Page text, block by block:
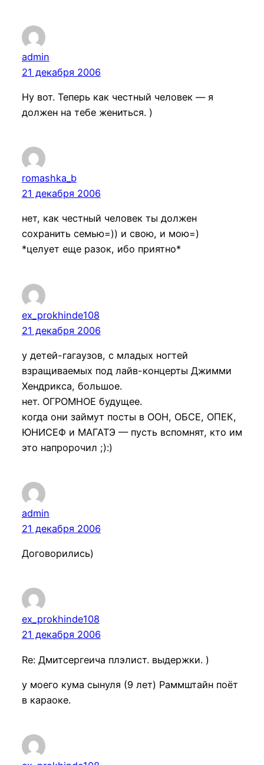
admin
21 декабря 2006
Ну вот. Теперь как честный человек — я
должен на тебе жениться. )
romashka_b
21 декабря 2006
нет, как честный человек ты должен
сохранить семью=)) и свою, и мою=)
*целует еще разок, ибо приятно*
ex_prokhinde108
21 декабря 2006
у детей-гагаузов, с младых ногтей
взращиваемых под лайв-концерты Джимми
Хендрикса, большое.
нет. ОГРОМНОЕ будущее.
когда они займут посты в ООН, ОБСЕ, ОПЕК,
ЮНИСЕФ и МАГАТЭ — пусть вспомнят, кто им
это напророчил ;):)
admin
21 декабря 2006
Договорились)
ex_prokhinde108
21 декабря 2006
Re: Дмитсергеича плэлист. выдержки. )
у моего кума сынуля (9 лет) Раммштайн поёт
в караоке.